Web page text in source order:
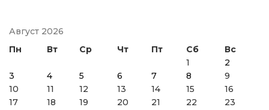
Август 2026
Пн
Вт Ср Чт Пт Сб
Вс
1
2
3
4 5 6 7 8
9
10
11 12 13 14 15
16
17
18 19 20 21 22
23